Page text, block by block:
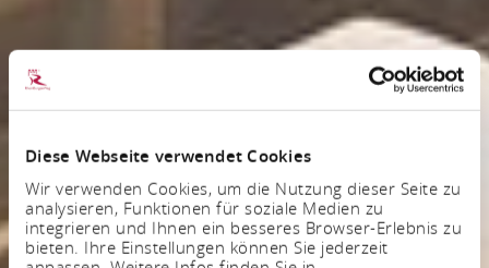
Diese Webseite verwendet Cookies
Wir verwenden Cookies, um die Nutzung dieser Seite zu
analysieren, Funktionen für soziale Medien zu
integrieren und Ihnen ein besseres Browser-Erlebnis zu
bieten. Ihre Einstellungen können Sie jederzeit